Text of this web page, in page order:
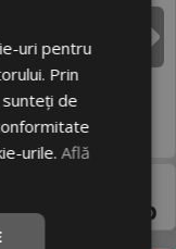
-
de top
uri pentru
Prin
de
urile.Află